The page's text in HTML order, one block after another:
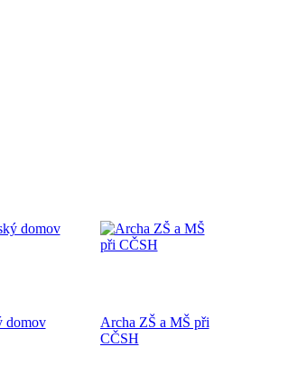
bratra Jana Opletala
domov
Archa ZŠ a MŠ při
CČSH